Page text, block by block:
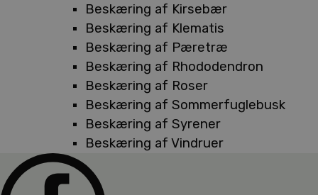
Beskæring af Kirsebær
Beskæring af Klematis
Beskæring af Pæretræ
Beskæring af Rhododendron
Beskæring af Roser
Beskæring af Sommerfuglebusk
Beskæring af Syrener
Beskæring af Vindruer